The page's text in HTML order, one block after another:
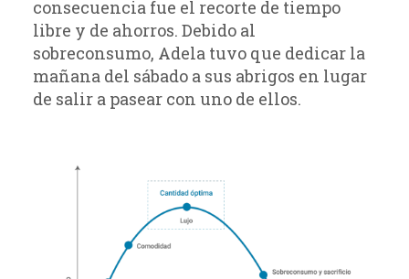
consecuencia fue el recorte de tiempo
libre y de ahorros. Debido al
sobreconsumo, Adela tuvo que dedicar la
mañana del sábado a sus abrigos en lugar
de salir a pasear con uno de ellos.